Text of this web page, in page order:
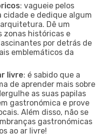
: vagueie pelos
cidade e dedique algum
Dê um
zonas históricas e
por detrás de
emblemáticos da
livre: é sabido que a
de aprender mais sobre
as suas papilas
gastronómica e prove
Além disso, não se
gastronómicas
ao ar livre!